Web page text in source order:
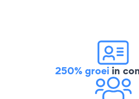
250% groei in